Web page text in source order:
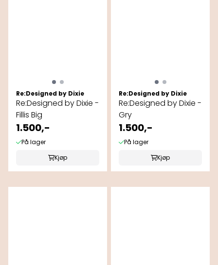
Re:Designed by Dixie
Re:Designed by Dixie -
Fillis Big
1.500,-
På lager
Kjøp
Re:Designed by Dixie
Re:Designed by Dixie -
Gry
1.500,-
På lager
Kjøp